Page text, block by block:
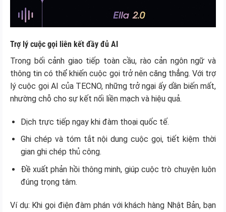
Trợ lý cuộc gọi liên kết đầy đủ AI
Trong bối cảnh giao tiếp toàn cầu, rào cản ngôn ngữ và
thông tin có thể khiến cuộc gọi trở nên căng thẳng. Với trợ
lý cuộc gọi AI của TECNO, những trở ngại ấy dần biến mất,
nhường chỗ cho sự kết nối liền mạch và hiệu quả.
Dịch trực tiếp ngay khi đàm thoại quốc tế.
Ghi chép và tóm tắt nội dung cuộc gọi, tiết kiệm thời
gian ghi chép thủ công.
Đề xuất phản hồi thông minh, giúp cuộc trò chuyện luôn
đúng trọng tâm.
Ví dụ: Khi gọi điện đàm phán với khách hàng Nhật Bản, bạn